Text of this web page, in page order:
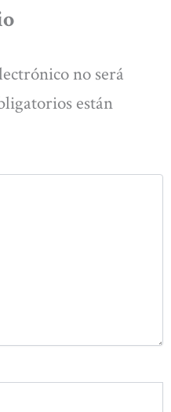
no será
están